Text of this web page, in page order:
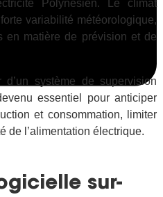
Polynésien. Le climat
variabilité météorologique,
en matière de prévision et de
système de supervision
essentiel pour anticiper
et consommation, limiter
de l’alimentation électrique.
sur-